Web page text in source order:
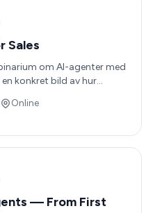
things, and the
a growing portfolio of
Sales
om AI-agenter med
konkret bild av hur
och säljstöd. Vi
exempel och avslutar med
direkt till Kaj och Madelen.
Online
— From First